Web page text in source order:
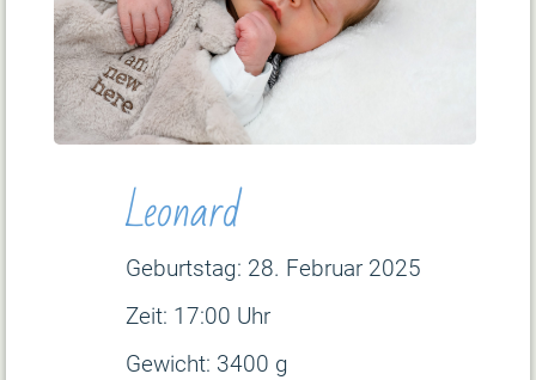
Leonard
Geburtstag: 28. Februar 2025
Zeit: 17:00 Uhr
Gewicht: 3400 g